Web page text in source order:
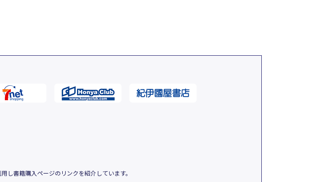
し書籍購入ページのリンクを紹介しています。